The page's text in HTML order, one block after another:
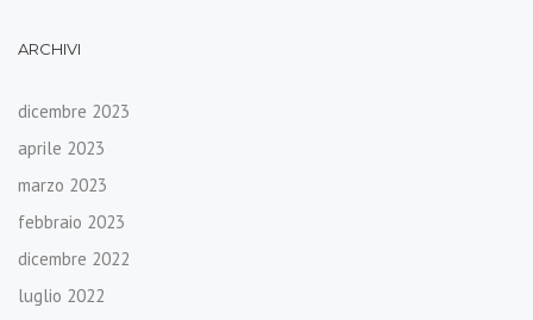
ARCHIVI
dicembre 2023
aprile 2023
marzo 2023
febbraio 2023
dicembre 2022
luglio 2022